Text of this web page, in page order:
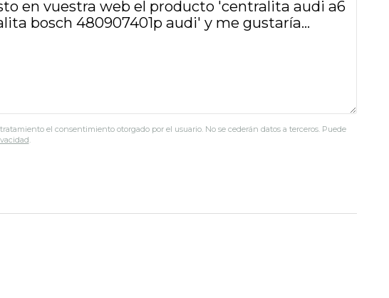
el consentimiento otorgado por el usuario. No se cederán datos a terceros. Puede
.